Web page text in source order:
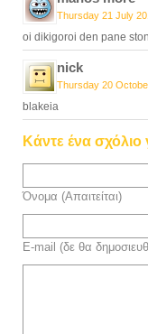
Thursday 21 July
oi dikigoroi den pane
nick
Thursday 20
blakeia
Κάντε ένα σχόλιο
Όνομα (Απαιτείται)
E-mail (δε θα